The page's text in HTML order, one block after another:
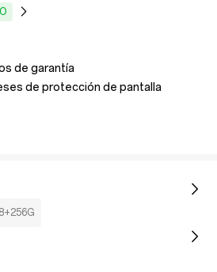
de garantía
de protección de pantalla
8+256G